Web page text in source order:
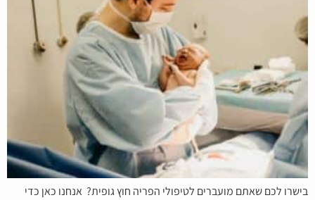
בישרו לכם שאתם מועברים לטיפולי הפריה חוץ גופית? אנחנו כאן כדי